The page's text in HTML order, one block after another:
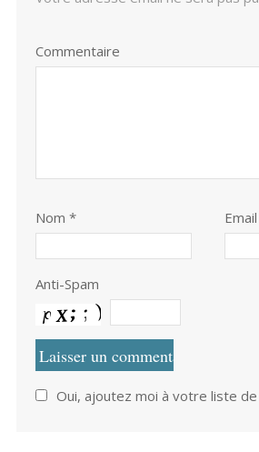
Commentaire
Nom *
Anti-Spam
Oui, ajoutez moi à votre liste de